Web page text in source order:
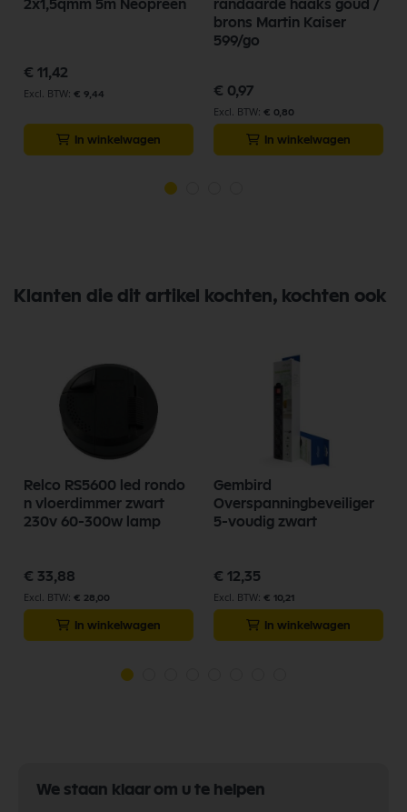
2x1,5qmm 5m Neopreen
€ 11,42
€ 9,44
In winkelwagen
randaarde haaks goud /
brons Martin Kaiser
599/go
€ 0,97
€ 0,80
In winkelwagen
Klanten die dit artikel kochten, kochten ook
Relco RS5600 led rondo
n vloerdimmer zwart
230v 60-300w lamp
€ 33,88
€ 28,00
In winkelwagen
Gembird
Overspanningbeveiliger
5-voudig zwart
€ 12,35
€ 10,21
In winkelwagen
We staan klaar om u te helpen